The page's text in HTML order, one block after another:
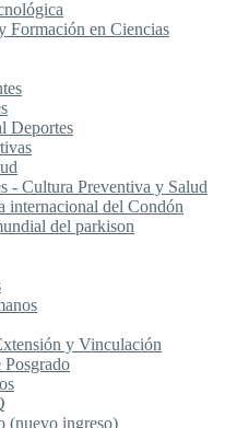
Formación en Ciencias
Deportes
- Cultura Preventiva y Salud
internacional del Condón
del parkison
y Vinculación
Posgrado
(nuevo ingreso)